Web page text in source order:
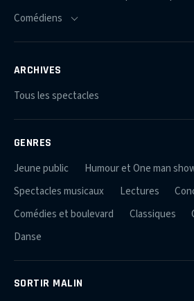
ARCHIVES
Tous les spectacles
GENRES
Jeune public
Humour et One man
Spectacles musicaux
Lectures
Comédies et boulevard
Classiques
Danse
SORTIR MALIN